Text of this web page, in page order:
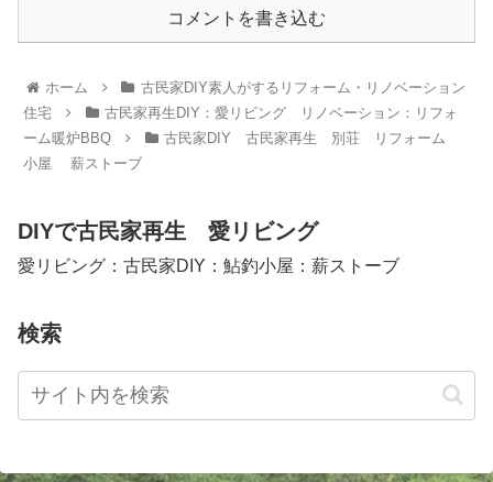
コメントを書き込む
ホーム
古民家DIY素人がするリフォーム・リノベーション
住宅
古民家再生DIY：愛リビング リノベーション：リフォ
ーム暖炉BBQ
古民家DIY 古民家再生 別荘 リフォーム
小屋 薪ストーブ
DIYで古民家再生 愛リビング
愛リビング：古民家DIY：鮎釣小屋：薪ストーブ
検索